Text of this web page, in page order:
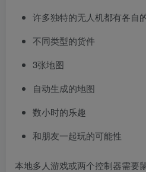
许多独特的无人机都有各自
不同类型的货件
3张地图
自动生成的地图
数小时的乐趣
和朋友一起玩的可能性
本地多人游戏或两个控制器需要